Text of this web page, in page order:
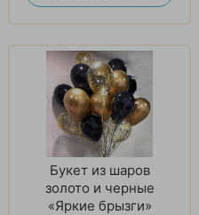
Букет из шаров
золото и черные
«Яркие брызги»